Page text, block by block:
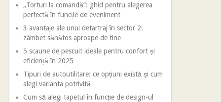
„Torturi la comandă”: ghid pentru alegerea
perfectă în funcție de eveniment
3 avantaje ale unui detartraj în sector 2:
zâmbet sănătos aproape de tine
5 scaune de pescuit ideale pentru confort și
eficiență în 2025
Tipuri de autoutilitare: ce opțiuni există și cum
alegi varianta potrivită
Cum să alegi tapetul în funcție de design-ul